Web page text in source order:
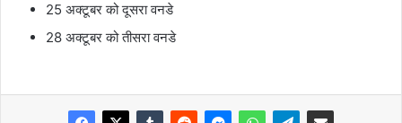
25 अक्टूबर को दूसरा वनडे
28 अक्टूबर को तीसरा वनडे